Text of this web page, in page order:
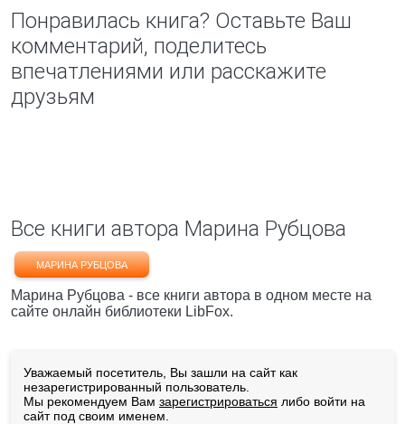
Понравилась книга? Оставьте Ваш
комментарий, поделитесь
впечатлениями или расскажите
друзьям
Все книги автора Марина Рубцова
МАРИНА РУБЦОВА
Марина Рубцова - все книги автора в одном месте на
сайте онлайн библиотеки LibFox.
Уважаемый посетитель, Вы зашли на сайт как
незарегистрированный пользователь.
Мы рекомендуем Вам зарегистрироваться либо войти на
сайт под своим именем.